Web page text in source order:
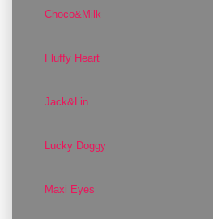
Choco&Milk
Fluffy Heart
Jack&Lin
Lucky Doggy
Maxi Eyes